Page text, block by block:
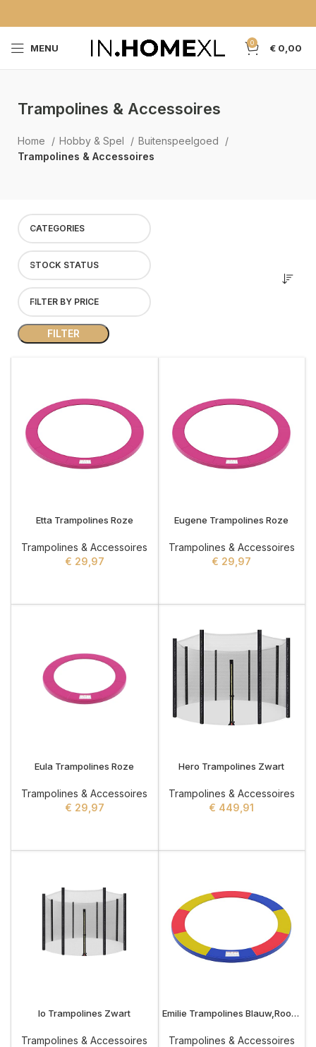
MENU 0 € 0,00
Trampolines & Accessoires
Home Hobby & Spel
Buitenspeelgoed
Trampolines & Accessoires
CATEGORIES
STOCK STATUS
FILTER BY PRICE
FILTER
Etta Trampolines Roze
Trampolines & Accessoires
€ 29,97
Eugene Trampolines Roze
Trampolines & Accessoires
€ 29,97
Eula Trampolines Roze
Trampolines & Accessoires
€ 29,97
Hero Trampolines Zwart
Trampolines & Accessoires
€ 449,91
Io Trampolines Zwart
Trampolines & Accessoires
Emilie Trampolines Blauw,Rood,Geel
Trampolines & Accessoires